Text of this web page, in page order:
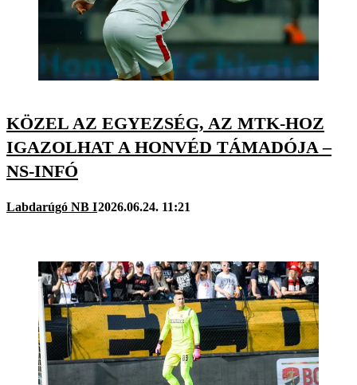
KÖZEL AZ EGYEZSÉG, AZ MTK-HOZ
IGAZOLHAT A HONVÉD TÁMADÓJA –
NS-INFÓ
Labdarúgó NB I2026.06.24. 11:21